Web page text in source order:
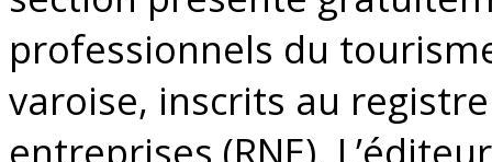
professionnels du
varoise, inscrits au
entreprises (RNE).